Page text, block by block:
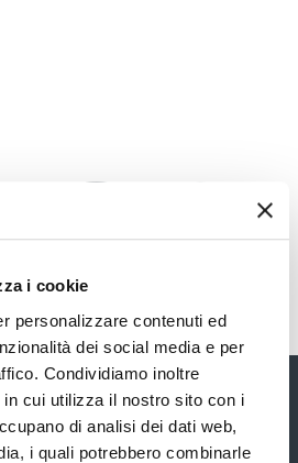
i cookie
personalizzare contenuti ed
dei social media e per
Condividiamo inoltre
cui utilizza il nostro sito con i
di analisi dei dati web,
i quali potrebbero combinarle